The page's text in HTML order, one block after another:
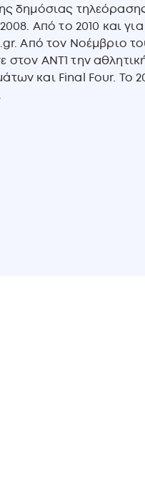
δημόσιας
Από το 2010 και
Από τον Νοέμβριο
στον ΑΝΤ1 την
και Final Four. Το